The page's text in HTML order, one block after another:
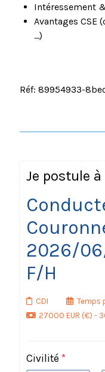
Intéressement
Avantages CSE
...)
Réf: 89954933-
Je postule
2026/06/
F/H
CDI Temps
27000 EUR (€) -
Civilité *